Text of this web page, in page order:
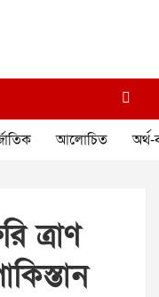
আলোচিত অর্থ-
ত্রাণ